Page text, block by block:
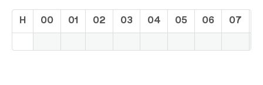
H 00 01 02 03 04 05 06 07